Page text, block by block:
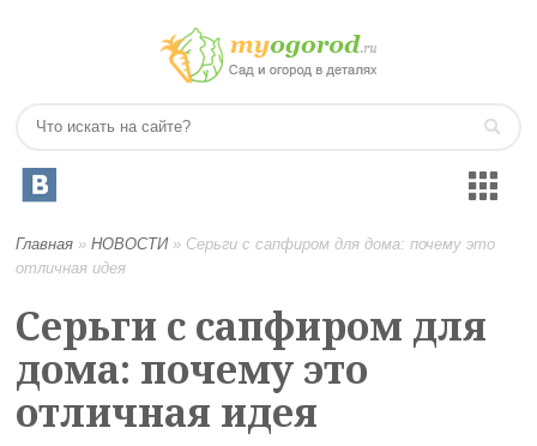
Главная »НОВОСТИ» Серьги с сапфиром для дома: почему это
отличная идея
Серьги с сапфиром для
дома: почему это
отличная идея